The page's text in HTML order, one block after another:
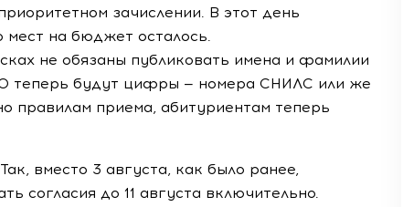
зачислении. В этот день
мест на бюджет осталось.
не обязаны публиковать имена и фамилии
теперь будут цифры — номера СНИЛС или же
правилам приема, абитуриентам теперь
вместо 3 августа, как было ранее,
согласия до 11 августа включительно.